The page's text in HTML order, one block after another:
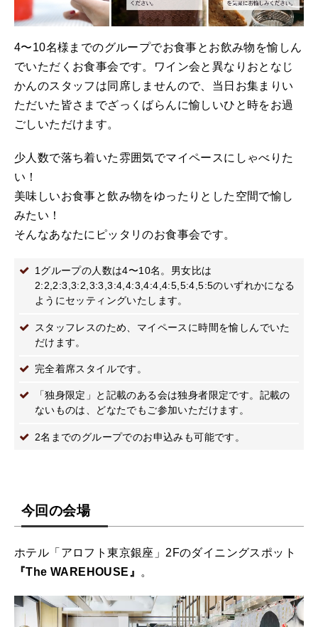
4〜10名様までのグループでお食事とお飲み物を愉しん
でいただくお食事会です。ワイン会と異なりおとなじ
かんのスタッフは同席しませんので、当日お集まりい
ただいた皆さまでざっくばらんに愉しいひと時をお過
ごしいただけます。
少人数で落ち着いた雰囲気でマイペースにしゃべりた
い！
美味しいお食事と飲み物をゆったりとした空間で愉し
みたい！
そんなあなたにピッタリのお食事会です。
1グループの人数は4〜10名。男女比は
2:2,2:3,3:2,3:3,3:4,4:3,4:4,4:5,5:4,5:5のいずれかになる
ようにセッティングいたします。
スタッフレスのため、マイペースに時間を愉しんでいた
だけます。
完全着席スタイルです。
「独身限定」と記載のある会は独身者限定です。記載の
ないものは、どなたでもご参加いただけます。
2名までのグループでのお申込みも可能です。
今回の会場
ホテル「アロフト東京銀座」2Fのダイニングスポット
『The WAREHOUSE』
。